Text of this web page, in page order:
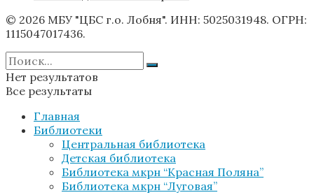
© 2026 МБУ "ЦБС г.о. Лобня". ИНН: 5025031948. ОГРН:
1115047017436.
Нет результатов
Все результаты
Главная
Библиотеки
Центральная библиотека
Детская библиотека
Библиотека мкрн “Красная Поляна”
Библиотека мкрн “Луговая”